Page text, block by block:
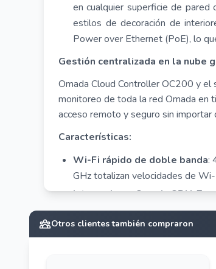
en cualquier superficie de
estilos de decoración de
Power over Ethernet (PoE), lo
Gestión centralizada en la nube
Omada Cloud Controller OC200 y
monitoreo de toda la red Omada en
acceso remoto y seguro sin importar
Características:
Wi-Fi rápido de doble banda:
GHz totalizan velocidades de
Integrado en Omada SDN:
de la nube y Monitorización
Administración centralizada
Otros clientes también compraron